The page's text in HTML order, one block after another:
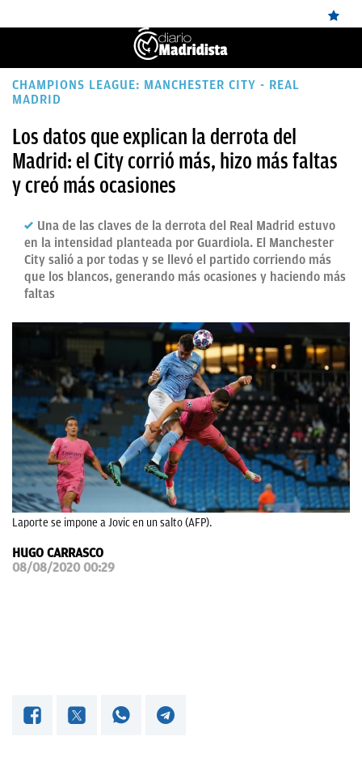
ÚLTIMAS
REAL
MADRID
CANTERA
FICHAJES
DIRECTO
FEMENINO
OKDIARIO
CHAMPIONS LEAGUE: MANCHESTER CITY - REAL
MADRID
Los datos que explican la derrota del
Madrid: el City corrió más, hizo más faltas
y creó más ocasiones
Una de las claves de la derrota del Real Madrid estuvo
en la intensidad planteada por Guardiola. El Manchester
City salió a por todas y se llevó el partido corriendo más
que los blancos, generando más ocasiones y haciendo más
faltas
Laporte se impone a Jovic en un salto (AFP).
HUGO CARRASCO
08/08/2020 00:29